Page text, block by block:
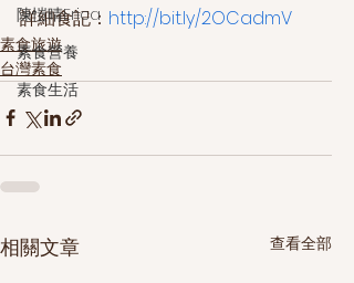
陳愷晴Erica
素食營養
素食生活
詳細食記： http://bit.ly/2OCadmV
素食旅遊
台灣素食
相關文章 查看全部